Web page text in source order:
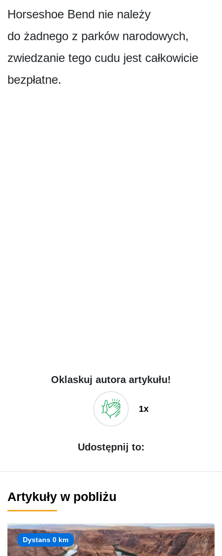
Horseshoe Bend nie należy
do żadnego z parków narodowych,
zwiedzanie tego cudu jest całkowicie
bezpłatne.
Oklaskuj autora artykułu!
1x
Udostępnij to:
Artykuły w pobliżu
Dystans 0 km